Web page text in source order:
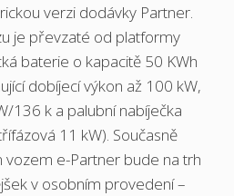
verzi dodávky Partner.
je převzaté od platformy
baterie o kapacitě 50 KWh
dobíjecí výkon až 100 kW,
136 k a palubní nabíječka
11 kW). Současně
vozem e-Partner bude na trh
v osobním provedení –